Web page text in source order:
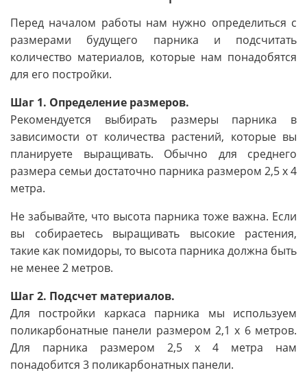
Перед началом работы нам нужно определиться с
размерами будущего парника и подсчитать
количество материалов, которые нам понадобятся
для его постройки.
Шаг 1. Определение размеров.
Рекомендуется выбирать размеры парника в
зависимости от количества растений, которые вы
планируете выращивать. Обычно для среднего
размера семьи достаточно парника размером 2,5 х 4
метра.
Не забывайте, что высота парника тоже важна. Если
вы собираетесь выращивать высокие растения,
такие как помидоры, то высота парника должна быть
не менее 2 метров.
Шаг 2. Подсчет материалов.
Для постройки каркаса парника мы используем
поликарбонатные панели размером 2,1 х 6 метров.
Для парника размером 2,5 х 4 метра нам
понадобится 3 поликарбонатных панели.